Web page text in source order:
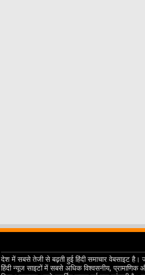
देश में सबसे तेजी से बढ़ती हुई हिंदी समाचार वेबसाइट है।
हिंदी न्यूज साइटों में सबसे अधिक विश्वसनीय, प्रामाणिक